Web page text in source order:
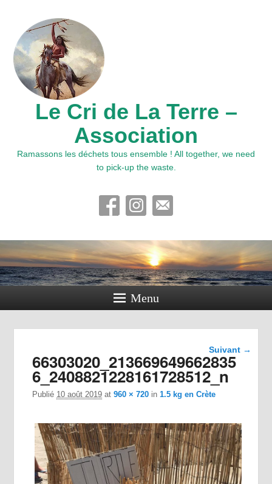
Le Cri de La Terre –
Association
Ramassons les déchets tous ensemble ! All together, we need
to pick-up the waste.
Menu
Navigation
dans les
images
Suivant →
66303020_213669649662835
6_2408821228161728512_n
Publié 10 août 2019 at960 × 720 in1.5 kg en Crète